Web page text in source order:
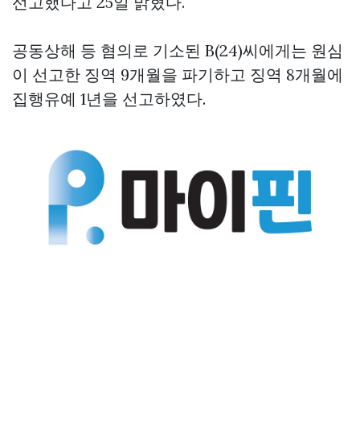
공동상해 등 혐의로 기소된 B(24)씨에게는 원심
이 선고한 징역 9개월을 파기하고 징역 8개월에
집행유예 1년을 선고하였다.